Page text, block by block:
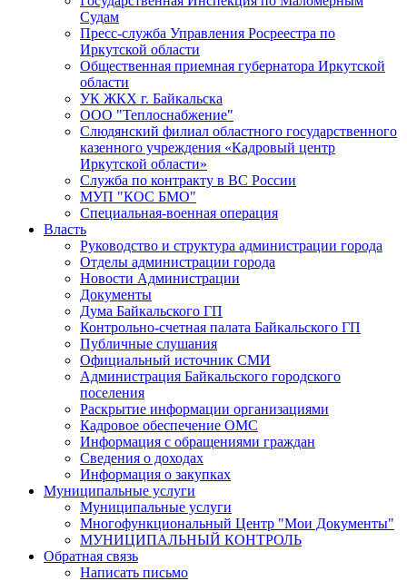
Судам
Пресс-служба Управления Росреестра по
Иркутской области
Общественная приемная губернатора Иркутской
области
УК ЖКХ г. Байкальска
ООО "Теплоснабжение"
Слюдянский филиал областного государственного
казенного учреждения «Кадровый центр
Иркутской области»
Служба по контракту в ВС России
МУП "КОС БМО"
Специальная-военная операция
Власть
Руководство и структура администрации города
Отделы администрации города
Новости Администрации
Документы
Дума Байкальского ГП
Контрольно-счетная палата Байкальского ГП
Публичные слушания
Официальный источник СМИ
Администрация Байкальского городского
поселения
Раскрытие информации организациями
Кадровое обеспечение ОМС
Информация с обращениями граждан
Сведения о доходах
Информация о закупках
Муниципальные услуги
Муниципальные услуги
Многофункциональный Центр "Мои Документы"
МУНИЦИПАЛЬНЫЙ КОНТРОЛЬ
Обратная связь
Написать письмо